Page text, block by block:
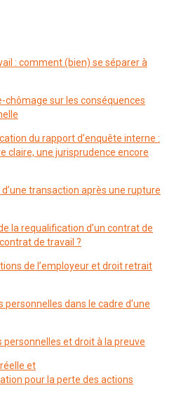
: comment (bien) se séparer à
chômage sur les conséquences
du rapport d’enquête interne :
claire, une jurisprudence encore
transaction après une rupture
la requalification d’un contrat de
de travail ?
de l’employeur et droit retrait
dans le cadre d’une
personnelles et droit à la preuve
et
pour la perte des actions